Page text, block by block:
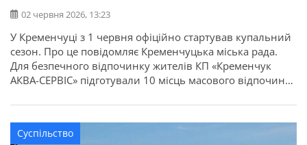
02 червня 2026, 13:23
У Кременчуці з 1 червня офіційно стартував купальний
сезон. Про це повідомляє Кременчуцька міська рада.
Для безпечного відпочинку жителів КП «Кременчук
АКВА-СЕРВІС» підготували 10 місць масового відпочинку
пости, які чергуватимуть щодня з 10:00 до 19:00.
Суспільство